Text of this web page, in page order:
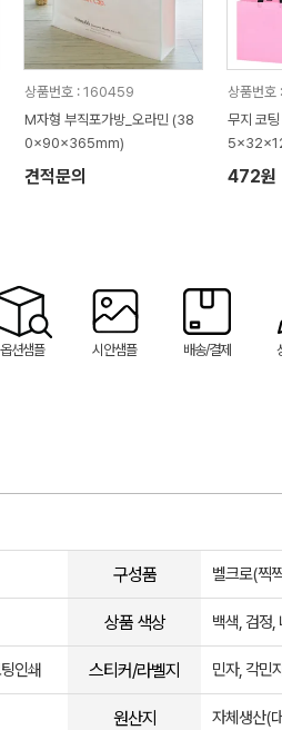
상품번호 : 160459
M자형 부직포가방_오라민 (38
0x90x365mm)
견적문의
상품번
무지 코
472원
옵션샘플 시안샘플 배송/결제
구성품 벨크로(찍
상품 색상 백색, 검정,
인쇄 스티커/라벨지 민자, 각민
원산지 자체생산(